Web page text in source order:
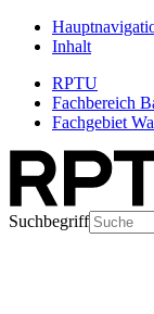
Inhalt
RPTU
Fachbereich
Fachgebiet
Suchbegriff